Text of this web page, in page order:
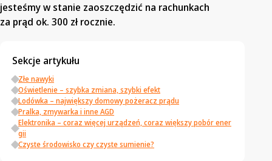
jesteśmy w stanie zaoszczędzić na rachunkach
za prąd ok. 300 zł rocznie.
Sekcje artykułu
Złe nawyki
Oświetlenie – szybka zmiana, szybki efekt
Lodówka – największy domowy pożeracz prądu
Pralka, zmywarka i inne AGD
Elektronika – coraz więcej urządzeń, coraz większy pobór ener
gii
Czyste środowisko czy czyste sumienie?